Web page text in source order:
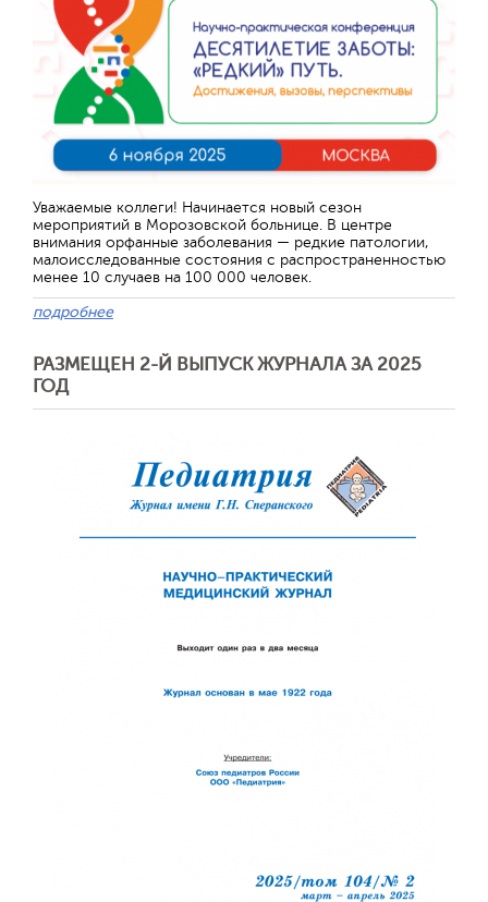
Уважаемые коллеги! Начинается новый сезон
мероприятий в Морозовской больнице. В центре
внимания орфанные заболевания — редкие патологии,
малоисследованные состояния с распространенностью
менее 10 случаев на 100 000 человек.
подробнее
РАЗМЕЩЕН 2-Й ВЫПУСК ЖУРНАЛА ЗА 2025
ГОД